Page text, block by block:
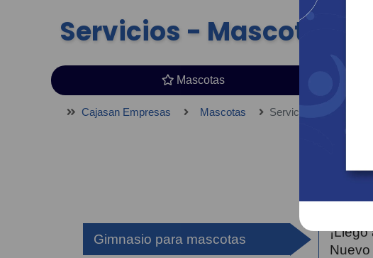
Servicios - Mascotas
Mascotas
Cajasan Empresas Mascotas Servicios
¡Disfruta
Gimnasio para mascotas